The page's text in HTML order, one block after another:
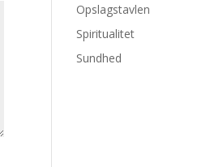
Opslagstavlen
Spiritualitet
Sundhed